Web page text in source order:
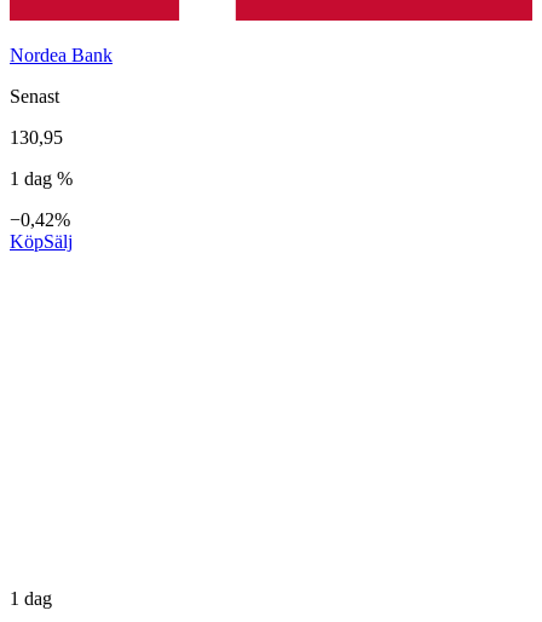
Nordea Bank
Senast
130,95
1 dag %
−0,42%
KöpSälj
1 dag